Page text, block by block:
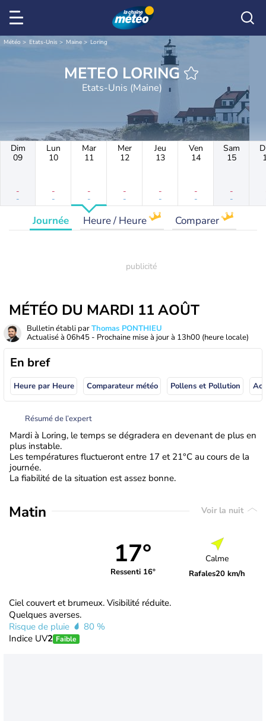
Météo Etats-Unis Maine Loring
METEO LORING
Etats-Unis (Maine)
Dim
09
-
-
Lun
10
-
-
Mar
11
-
-
Mer
12
-
-
Jeu
13
-
-
Ven
14
-
-
Sam
15
-
-
Journée Heure / Heure Comparer
MÉTÉO DU MARDI 11 AOÛT
Bulletin établi parThomas PONTHIEU
Actualisé à 06h45 - Prochaine mise à jour à 13h00 (heure locale)
En bref
Heure par Heure Comparateur météo Pollens et Pollution
Résumé de l’expert
Mardi à Loring, le temps se dégradera en devenant de plus en
plus instable.
Les températures fluctueront entre 17 et 21°C au cours de la
journée.
La fiabilité de la situation est assez bonne.
Matin Voir la nuit
17°
Ressenti 16°
Calme
Rafales20 km/h
Ciel couvert et brumeux. Visibilité réduite.
Quelques averses.
Risque de pluie
80 %
Indice UV2 Faible